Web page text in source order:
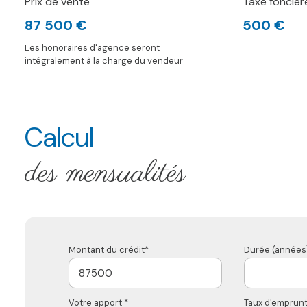
87 500 €
Les honoraires d'agence seront
intégralement à la charge du vendeur
500 €
Calcul
des mensualités
Montant du crédit* Durée
Votre apport * Taux